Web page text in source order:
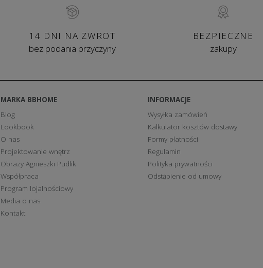
14 DNI NA ZWROT
bez podania przyczyny
BEZPIECZNE
zakupy
MARKA BBHOME
Blog
Lookbook
O nas
Projektowanie wnętrz
Obrazy Agnieszki Pudlik
Współpraca
Program lojalnościowy
Media o nas
Kontakt
INFORMACJE
Wysyłka zamówień
Kalkulator kosztów dostawy
Formy płatności
Regulamin
Polityka prywatności
Odstąpienie od umowy